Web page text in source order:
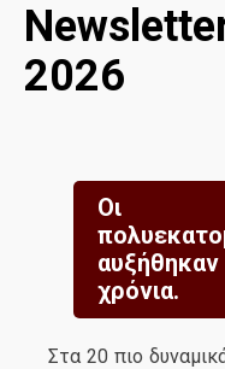
2026
Οι
χρόνια.
Στα 20 πιο